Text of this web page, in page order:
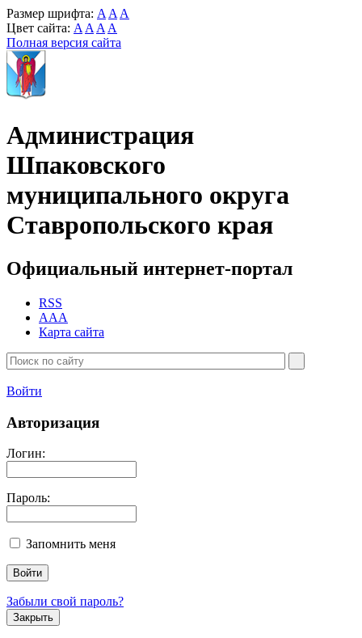
Размер шрифта: A A A
Цвет сайта: A A A A
Полная версия сайта
Администрация
Шпаковского
муниципального округа
Ставропольского края
Официальный интернет-портал
RSS
AAA
Карта сайта
Войти
Авторизация
Логин:
Пароль:
Запомнить меня
Забыли свой пароль?
Закрыть